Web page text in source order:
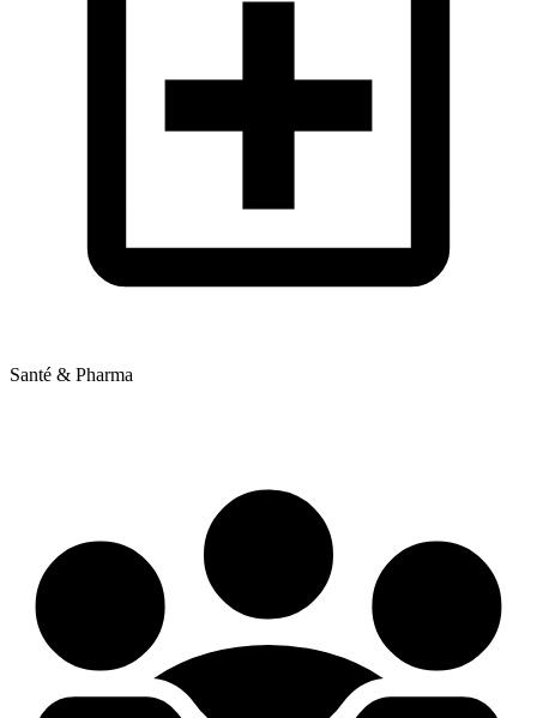
Santé & Pharma